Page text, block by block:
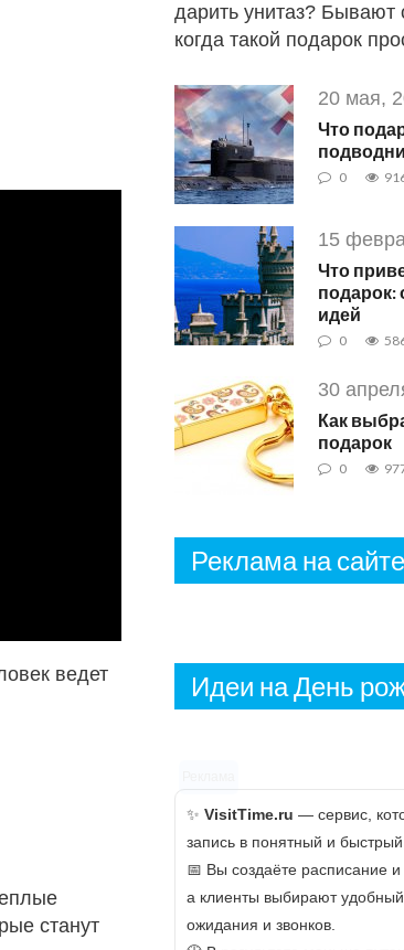
ведет
станут
дарить унитаз? Бывают
когда такой подарок
20 мая,
Что
0
15
Что
подарок:
идей
0
30
Как
подарок
0
Реклама на сайте
Идеи на День
✨ VisitTime.ru — сервис,
запись в понятный и быстрый
📅 Вы создаёте расписание
а клиенты выбирают
ожидания и звонков.